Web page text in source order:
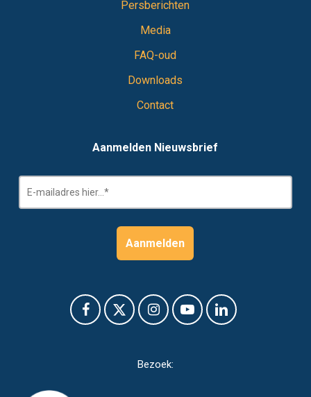
Persberichten
Media
FAQ-oud
Downloads
Contact
Aanmelden Nieuwsbrief
Bezoek: